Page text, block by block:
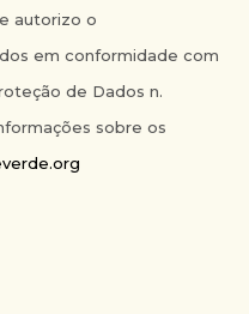
autorizo o
em conformidade com
de Dados n.
sobre os